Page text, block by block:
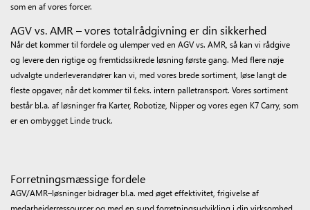
som en af vores forcer.
AGV vs. AMR – vores totalrådgivning er din sikkerhed
Når det kommer til fordele og ulemper ved en AGV vs. AMR, så kan vi rådgive
og levere den rigtige og fremtidssikrede løsning første gang. Med flere nøje
udvalgte underleverandører kan vi, med vores brede sortiment, løse langt de
fleste opgaver, når det kommer til f.eks. intern palletransport. Vores sortiment
består bl.a. af løsninger fra Karter, Robotize, Nipper og vores egen K7 Carry, som
er en ombygget Linde truck.
Forretningsmæssige fordele
AGV/AMR–løsninger bidrager bl.a. med øget effektivitet, frigivelse af